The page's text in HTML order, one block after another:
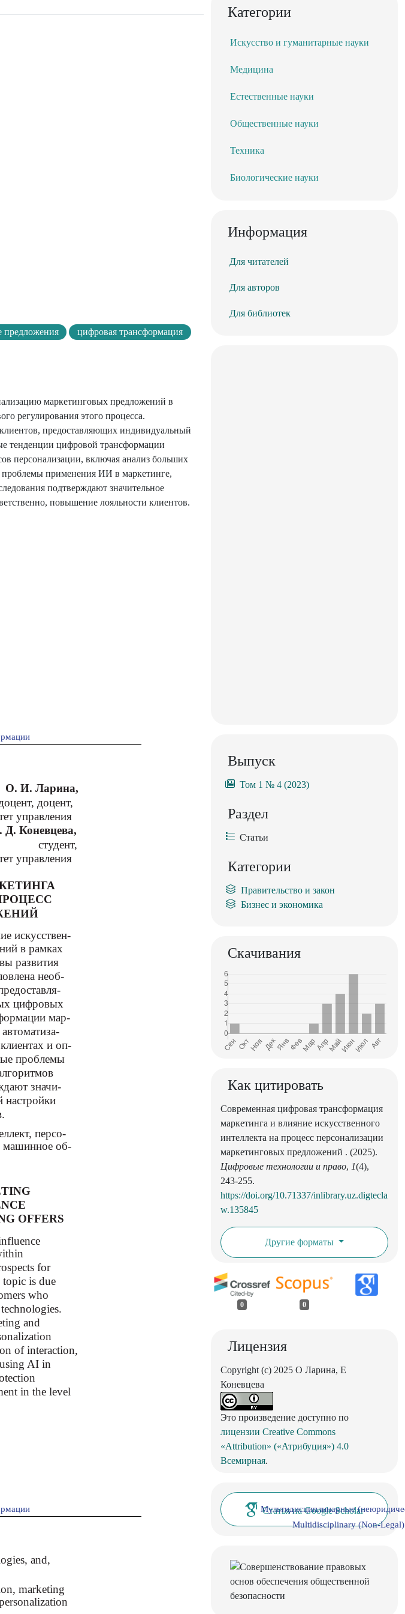
предложения
цифровая трансформация
маркетинговых предложений в
регулирования этого процесса.
предоставляющих индивидуальный
тенденции цифровой трансформации
персонализации, включая анализ больших
проблемы применения ИИ в маркетинге,
подтверждают значительное
повышение лояльности клиентов.
О. И. Ларина,
доцент,
управления
Д. Коневцева,
студент,
управления
искусствен-
в рамках
развития
необ-
цифровых
мар-
и оп-
проблемы
значи-
настройки
персо-
машинное об-
OFFERS
for
topic is due
who
and
of interaction,
AI in
in the level
Мультидисциплинарные
Multidisciplinary (Non-
and,
marketing
Категории
Искусство и гуманитарные науки
Медицина
Естественные науки
Общественные науки
Техника
Биологические науки
Информация
Для читателей
Для авторов
Для библиотек
Выпуск
Том 1 № 4 (2023)
Раздел
Статьи
Категории
Правительство и закон
Бизнес и экономика
Скачивания
Как цитировать
Современная цифровая трансформация
маркетинга и влияние искусственного
интеллекта на процесс персонализации
маркетинговых предложений . (2025).
Цифровые технологии и право, 1(4),
243-255.
https://doi.org/10.71337/inlibrary.uz.digtecla
w.135845
Другие форматы
0 0
Лицензия
Copyright (c) 2025 О Ларина, Е
Коневцева
Это произведение доступно по
лицензии Creative Commons
«Attribution» («Атрибуция») 4.0
Всемирная.
Статья на Google Scholar